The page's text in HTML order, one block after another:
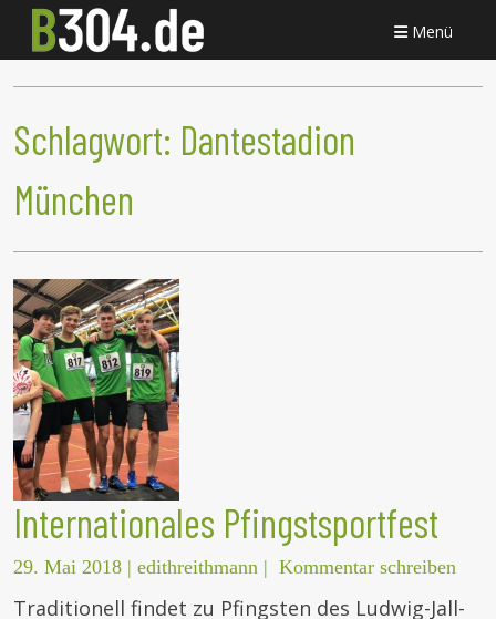
Menü
Schlagwort: Dantestadion
München
Internationales Pfingstsportfest
29. Mai 2018 | edithreithmann | Kommentar schreiben
Traditionell findet zu Pfingsten des Ludwig-Jall-